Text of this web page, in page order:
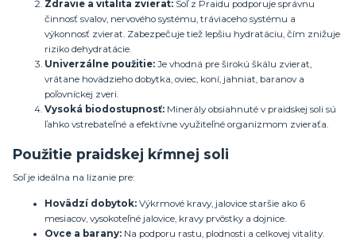
Zdravie a vitalita zvierat: Soľ z Praidu podporuje správnu
činnosť svalov, nervového systému, tráviaceho systému a
výkonnosť zvierat. Zabezpečuje tiež lepšiu hydratáciu, čím znižuje
riziko dehydratácie.
Univerzálne použitie: Je vhodná pre širokú škálu zvierat,
vrátane hovädzieho dobytka, oviec, koní, jahniat, baranov a
poľovníckej zveri.
Vysoká biodostupnosť: Minerály obsiahnuté v praidskej soli sú
ľahko vstrebateľné a efektívne využiteľné organizmom zvieraťa.
Použitie praidskej kŕmnej soli
Soľ je ideálna na lízanie pre:
Hovädzí dobytok: Výkrmové kravy, jalovice staršie ako 6
mesiacov, vysokoteľné jalovice, kravy prvôstky a dojnice.
Ovce a barany: Na podporu rastu, plodnosti a celkovej vitality.